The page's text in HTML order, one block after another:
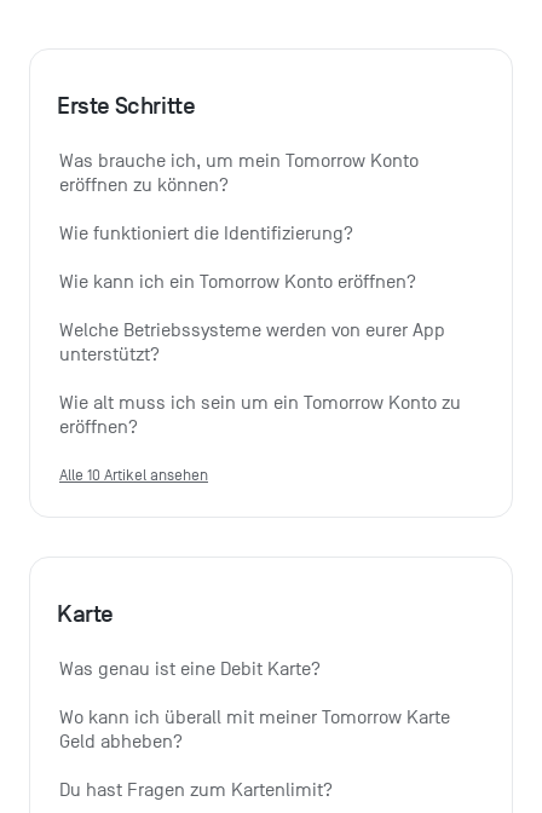
Erste Schritte
Was brauche ich, um mein Tomorrow Konto
eröffnen zu können?
Wie funktioniert die Identifizierung?
Wie kann ich ein Tomorrow Konto eröffnen?
Welche Betriebssysteme werden von eurer App
unterstützt?
Wie alt muss ich sein um ein Tomorrow Konto zu
eröffnen?
Alle 10 Artikel ansehen
Karte
Was genau ist eine Debit Karte?
Wo kann ich überall mit meiner Tomorrow Karte
Geld abheben?
Du hast Fragen zum Kartenlimit?